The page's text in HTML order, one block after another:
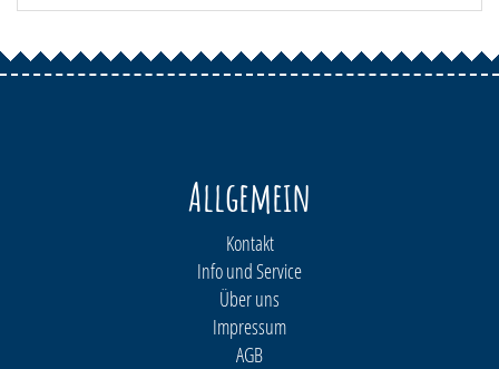
Allgemein
Kontakt
Info und Service
Über uns
Impressum
AGB